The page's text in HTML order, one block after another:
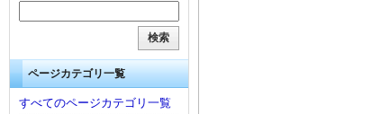
ページカテゴリ一覧
すべてのページカテゴリ一覧